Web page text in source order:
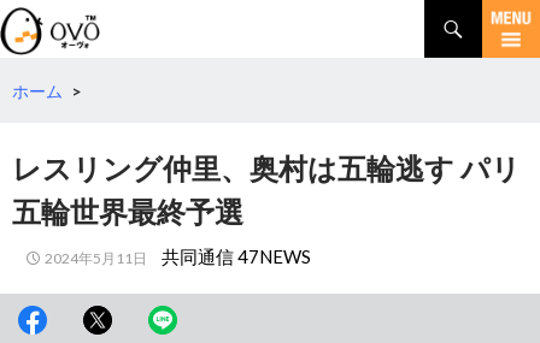
検
索
コ
テ
動
ホーム >
レスリング仲里、奥村は五輪逃す パリ
五輪世界最終予選
2024年5月11日 共同通信 47NEWS